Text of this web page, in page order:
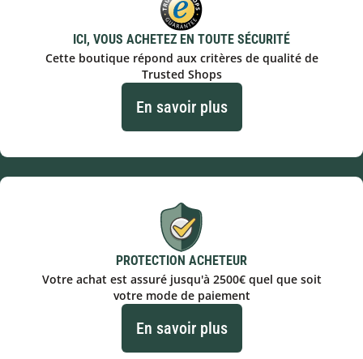
ICI, VOUS ACHETEZ EN TOUTE SÉCURITÉ
Cette boutique répond aux critères de qualité de
Trusted Shops
En savoir plus
PROTECTION ACHETEUR
Votre achat est assuré jusqu'à 2500€ quel que soit
votre mode de paiement
En savoir plus